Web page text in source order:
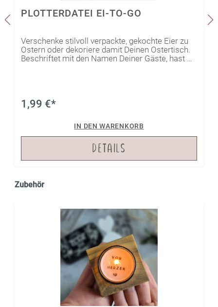
PLOTTERDATEI EI-TO-GO
Verschenke stilvoll verpackte, gekochte Eier zu
Ostern oder dekoriere damit Deinen Ostertisch.
Beschriftet mit den Namen Deiner Gäste, hast Du
1,99 €*
IN DEN WARENKORB
DETAILS
Zubehör